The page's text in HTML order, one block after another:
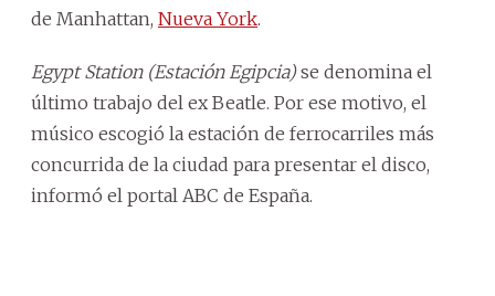
de Manhattan, Nueva York.
Egypt Station (Estación Egipcia)se denomina el
último trabajo del ex Beatle. Por ese motivo, el
músico escogió la estación de ferrocarriles más
concurrida de la ciudad para presentar el disco,
informó el portal ABC de España.